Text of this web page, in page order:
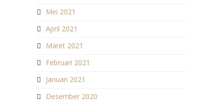
Mei 2021
April 2021
Maret 2021
Februari 2021
Januari 2021
Desember 2020